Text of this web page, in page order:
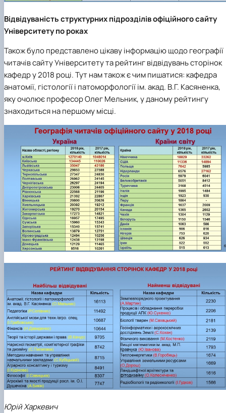
Відвідуваність структурних підрозділів офіційного сайту
Університету по роках
Також було представлено цікаву інформацію щодо географії
читачів сайту Університету та рейтинг відвідувань сторінок
кафедр у 2018 році. Тут нам також є чим пишатися: кафедра
анатомії, гістології і патоморфології ім. акад. В.Г. Касяненка,
яку очолює професор Олег Мельник, у даному рейтингу
знаходиться на першому місці.
Юрій Харкевич